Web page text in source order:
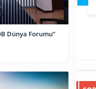
Dünya Forumu”